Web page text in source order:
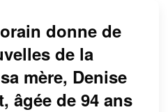
donne de
de la
mère, Denise
âgée de 94 ans